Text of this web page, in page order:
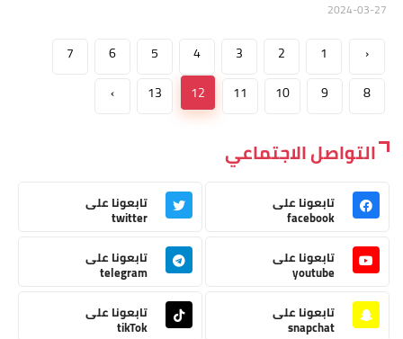
‹
1
2
3
4
5
6
7
8
9
10
11
12
13
›
التواصل الاجتماعي
تابعونا على
facebook
تابعونا على
twitter
تابعونا على
youtube
تابعونا على
telegram
تابعونا على
snapchat
تابعونا على
tikTok